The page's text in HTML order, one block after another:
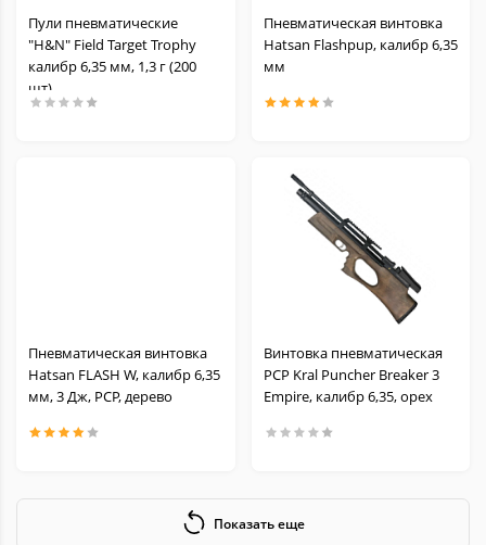
Пули пневматические
"H&N" Field Target Trophy
калибр 6,35 мм, 1,3 г (200
шт)
Пневматическая винтовка
Hatsan Flashpup, калибр 6,35
мм
Пневматическая винтовка
Hatsan FLASH W, калибр 6,35
мм, 3 Дж, PCP, дерево
Винтовка пневматическая
PCP Kral Puncher Breaker 3
Empire, калибр 6,35, орех
Показать еще